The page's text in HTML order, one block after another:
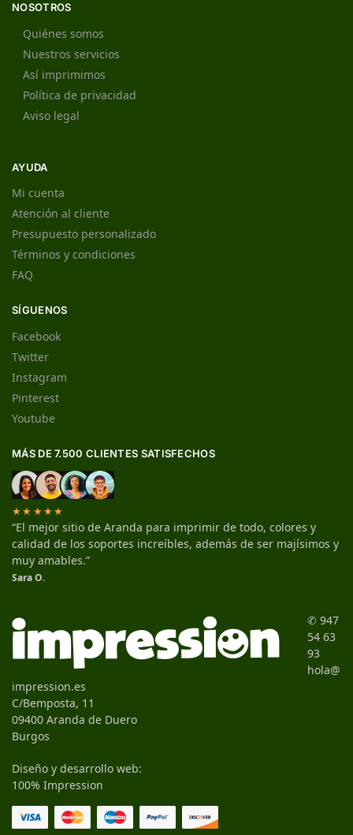
NOSOTROS
Quiénes somos
Nuestros servicios
Así imprimimos
Política de privacidad
Aviso legal
AYUDA
Mi cuenta
Atención al cliente
Presupuesto personalizado
Términos y condiciones
FAQ
SÍGUENOS
Facebook
Twitter
Instagram
Pinterest
Youtube
MÁS DE 7.500 CLIENTES SATISFECHOS
★★★★★
“El mejor sitio de Aranda para imprimir de todo, colores y
calidad de los soportes increíbles, además de ser majísimos y
muy amables.”
Sara O.
✆ 947
54 63
93
hola@
impression.es
C/Bemposta, 11
09400 Aranda de Duero
Burgos
Diseño y desarrollo web:
100% Impression